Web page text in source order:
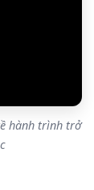
hành trình trở